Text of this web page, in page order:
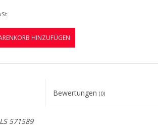
HINZUFÜGEN
Bewertungen (0)
LS 571589